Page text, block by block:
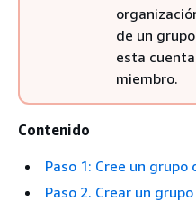
de un
esta
miembro.
Contenido
Paso 1: Cree un grupo
Paso 2. Crear un